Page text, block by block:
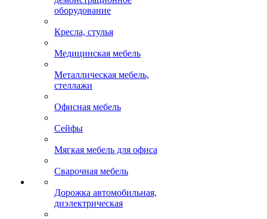
оборудование
Кресла, стулья
Медицинская мебель
Металлическая мебель,
стеллажи
Офисная мебель
Сейфы
Мягкая мебель для офиса
Сварочная мебель
Дорожка автомобильная,
диэлектрическая